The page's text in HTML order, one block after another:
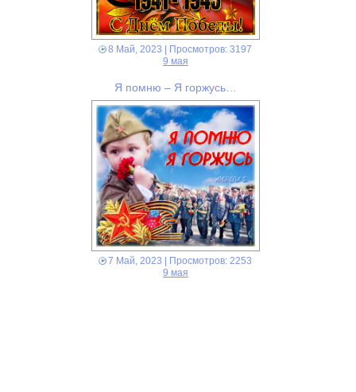
8 Май, 2023 | Просмотров: 3197
9 мая
Я помню – Я горжусь…
7 Май, 2023 | Просмотров: 2253
9 мая